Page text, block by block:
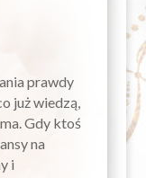
prawdy
już wiedzą,
Gdy ktoś
na
i